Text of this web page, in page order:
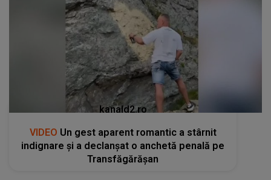
kanald2.ro
VIDEO Un gest aparent romantic a stârnit
indignare și a declanșat o anchetă penală pe
Transfăgărășan